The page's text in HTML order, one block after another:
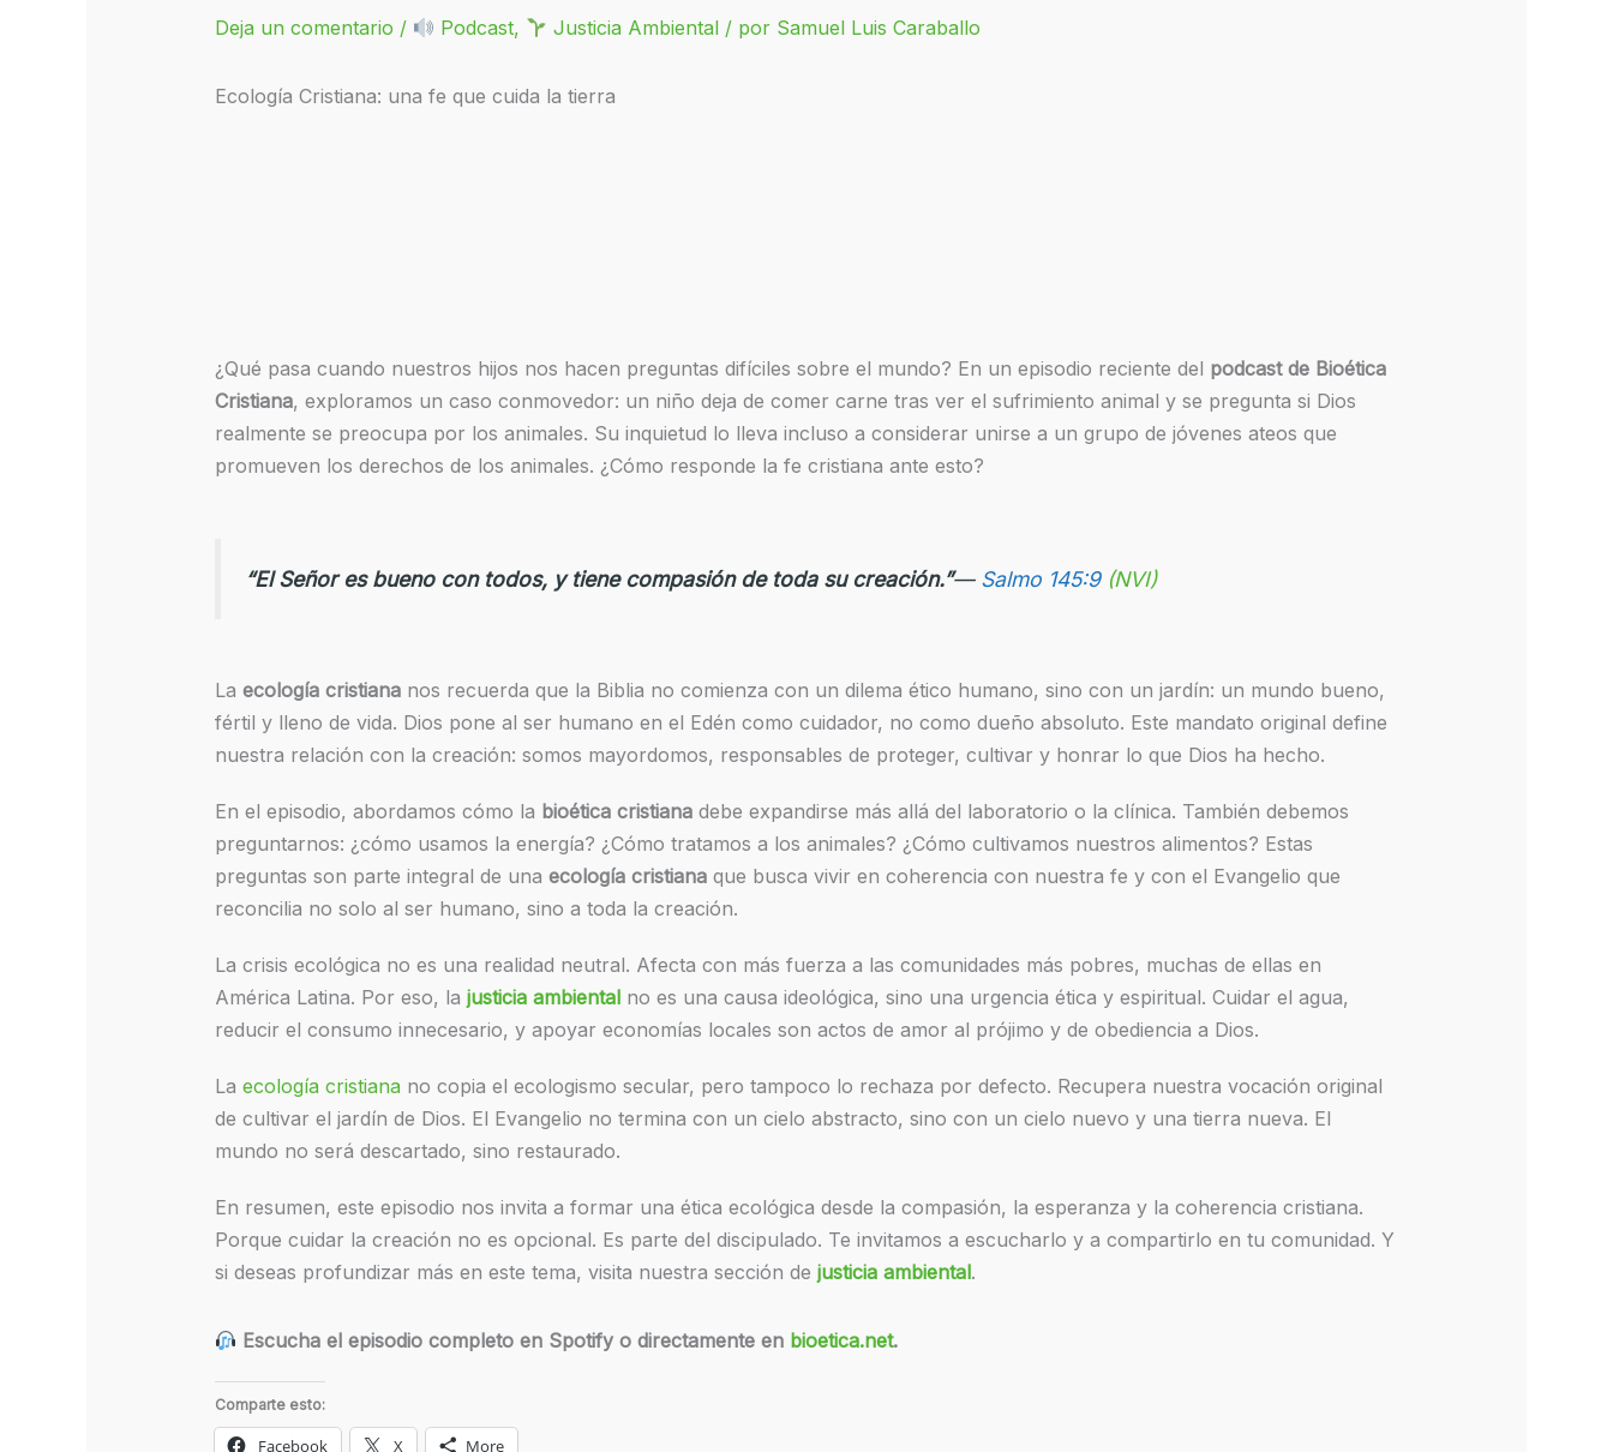
Deja un comentario / Podcast, Justicia Ambiental / por Samuel Luis Caraballo
Ecología Cristiana: una fe que cuida la tierra
¿Qué pasa cuando nuestros hijos nos hacen preguntas difíciles sobre el mundo? En un episodio reciente del podcast de Bioética
Cristiana, exploramos un caso conmovedor: un niño deja de comer carne tras ver el sufrimiento animal y se pregunta si Dios
realmente se preocupa por los animales. Su inquietud lo lleva incluso a considerar unirse a un grupo de jóvenes ateos que
promueven los derechos de los animales. ¿Cómo responde la fe cristiana ante esto?
“El Señor es bueno con todos, y tiene compasión de toda su creación.”— Salmo 145:9(NVI)
La ecología cristiananos recuerda que la Biblia no comienza con un dilema ético humano, sino con un jardín: un mundo bueno,
fértil y lleno de vida. Dios pone al ser humano en el Edén como cuidador, no como dueño absoluto. Este mandato original define
nuestra relación con la creación: somos mayordomos, responsables de proteger, cultivar y honrar lo que Dios ha hecho.
En el episodio, abordamos cómo la bioética cristianadebe expandirse más allá del laboratorio o la clínica. También debemos
preguntarnos: ¿cómo usamos la energía? ¿Cómo tratamos a los animales? ¿Cómo cultivamos nuestros alimentos? Estas
preguntas son parte integral de una ecología cristianaque busca vivir en coherencia con nuestra fe y con el Evangelio que
reconcilia no solo al ser humano, sino a toda la creación.
La crisis ecológica no es una realidad neutral. Afecta con más fuerza a las comunidades más pobres, muchas de ellas en
América Latina. Por eso, la justicia ambientalno es una causa ideológica, sino una urgencia ética y espiritual. Cuidar el agua,
reducir el consumo innecesario, y apoyar economías locales son actos de amor al prójimo y de obediencia a Dios.
La ecología cristiana no copia el ecologismo secular, pero tampoco lo rechaza por defecto. Recupera nuestra vocación original
de cultivar el jardín de Dios. El Evangelio no termina con un cielo abstracto, sino con un cielo nuevo y una tierra nueva. El
mundo no será descartado, sino restaurado.
En resumen, este episodio nos invita a formar una ética ecológica desde la compasión, la esperanza y la coherencia cristiana.
Porque cuidar la creación no es opcional. Es parte del discipulado. Te invitamos a escucharlo y a compartirlo en tu comunidad. Y
si deseas profundizar más en este tema, visita nuestra sección de justicia ambiental.
Escucha el episodio completo en Spotify o directamente en bioetica.net.
Comparte esto:
Facebook X More